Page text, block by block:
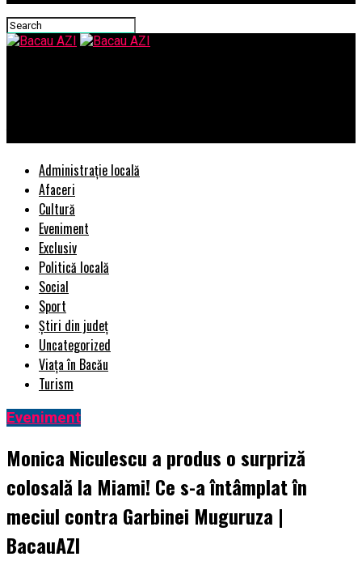
Administrație locală
Afaceri
Cultură
Eveniment
Exclusiv
Politică locală
Social
Sport
Știri din județ
Uncategorized
Viața în Bacău
Turism
Eveniment
Monica Niculescu a produs o surpriză
colosală la Miami! Ce s-a întâmplat în
meciul contra Garbinei Muguruza |
BacauAZI